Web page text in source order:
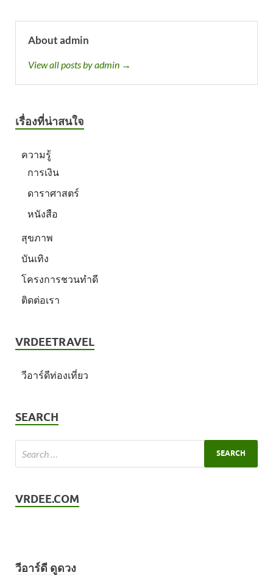
About admin
View all posts by admin →
เรื่องที่น่าสนใจ
ความรู้
การเงิน
ดาราศาสตร์
หนังสือ
สุขภาพ
บันเทิง
โครงการชวนทำดี
ติดต่อเรา
VRDEETRAVEL
วีอาร์ดีท่องเที่ยว
SEARCH
VRDEE.COM
วีอาร์ดี ดูดวง